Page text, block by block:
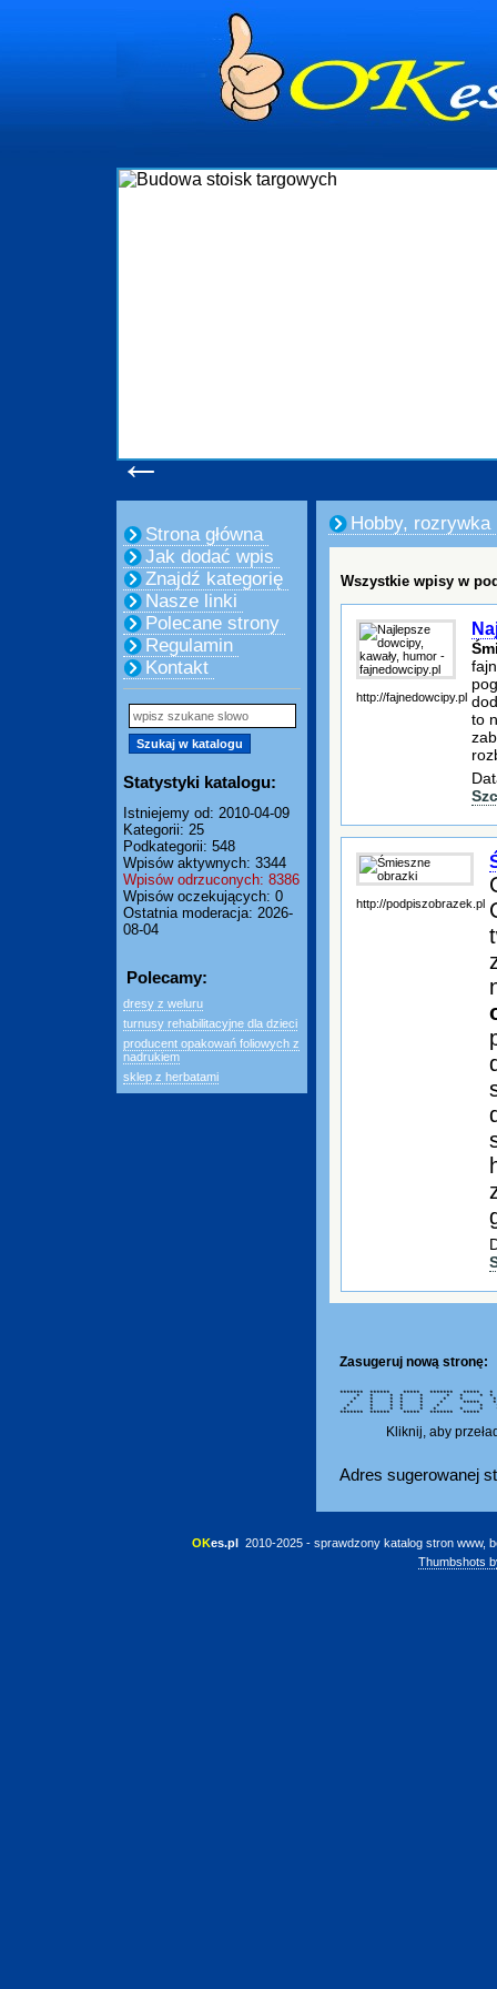
←
Strona główna
Jak dodać wpis
Znajdź kategorię
Nasze linki
Polecane strony
Regulamin
Kontakt
Statystyki katalogu:
Istniejemy od: 2010-04-09
Kategorii: 25
Podkategorii: 548
Wpisów aktywnych: 3344
Wpisów odrzuconych: 8386
Wpisów oczekujących: 0
Ostatnia moderacja: 2026-
08-04
Polecamy:
dresy z weluru
turnusy rehabilitacyjne dla dzieci
producent opakowań foliowych z
nadrukiem
sklep z herbatami
Hobby, rozrywka
Wszystkie wpisy w
http://fajnedowcipy.pl
to
http://podpiszobrazek.pl
Zasugeruj nową stronę:
******* ****** *****
* * * * * * * * *
* * * * * * * *
* * * * * * *****
* * * * * * * * *
* * * * * * * * *
******* ****** *****
Kliknij, aby
Adres sugerowanej
OKes.pl 2010-2025 - sprawdzony katalog stron www,
Thumbshots